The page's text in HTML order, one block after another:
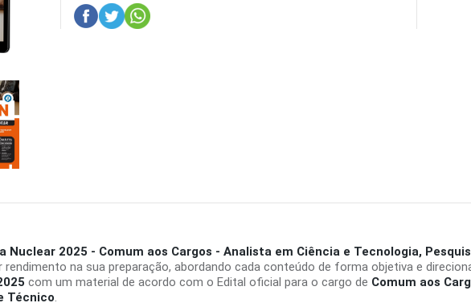
Nuclear 2025 - Comum aos Cargos - Analista em Ciência e Tecnologia,
na sua preparação, abordando cada conteúdo de forma objetiva e
com um material de acordo com o Edital oficial para o cargo de Comum aos
Técnico.